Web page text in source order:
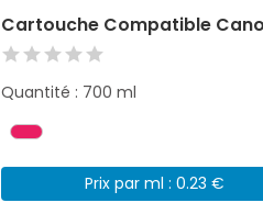
Cartouche Compatible
Quantité : 700 ml
Prix par ml : 0.23 €